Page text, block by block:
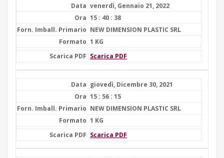
venerdì, Gennaio 21, 2022
15 : 40 : 38
NEW DIMENSION PLASTIC SRL
1 KG
Scarica PDF
giovedì, Dicembre 30, 2021
15 : 56 : 15
NEW DIMENSION PLASTIC SRL
1 KG
Scarica PDF